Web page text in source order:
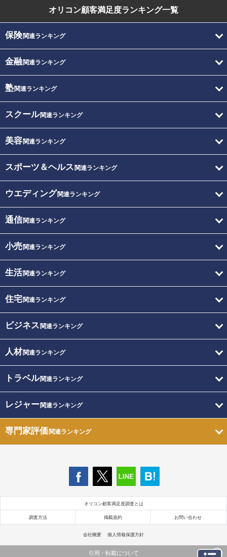
オリコン顧客満足度ランキング一覧
保険関連ランキング
金融関連ランキング
塾関連ランキング
スクール関連ランキング
美容関連ランキング
スポーツ＆ヘルス 関連ランキング
ウエディング関連ランキング
通信関連ランキング
小売関連ランキング
生活関連ランキング
住宅関連ランキング
ビジネス 関連ランキング
人材関連ランキング
トラベル関連ランキング
レジャー関連ランキング
専門家評価関連ランキング
オリコン顧客満足度調査とは
調査方法 掲載規約 お問い合わせ
会社概要 個人情報保護方針
引用・転載について